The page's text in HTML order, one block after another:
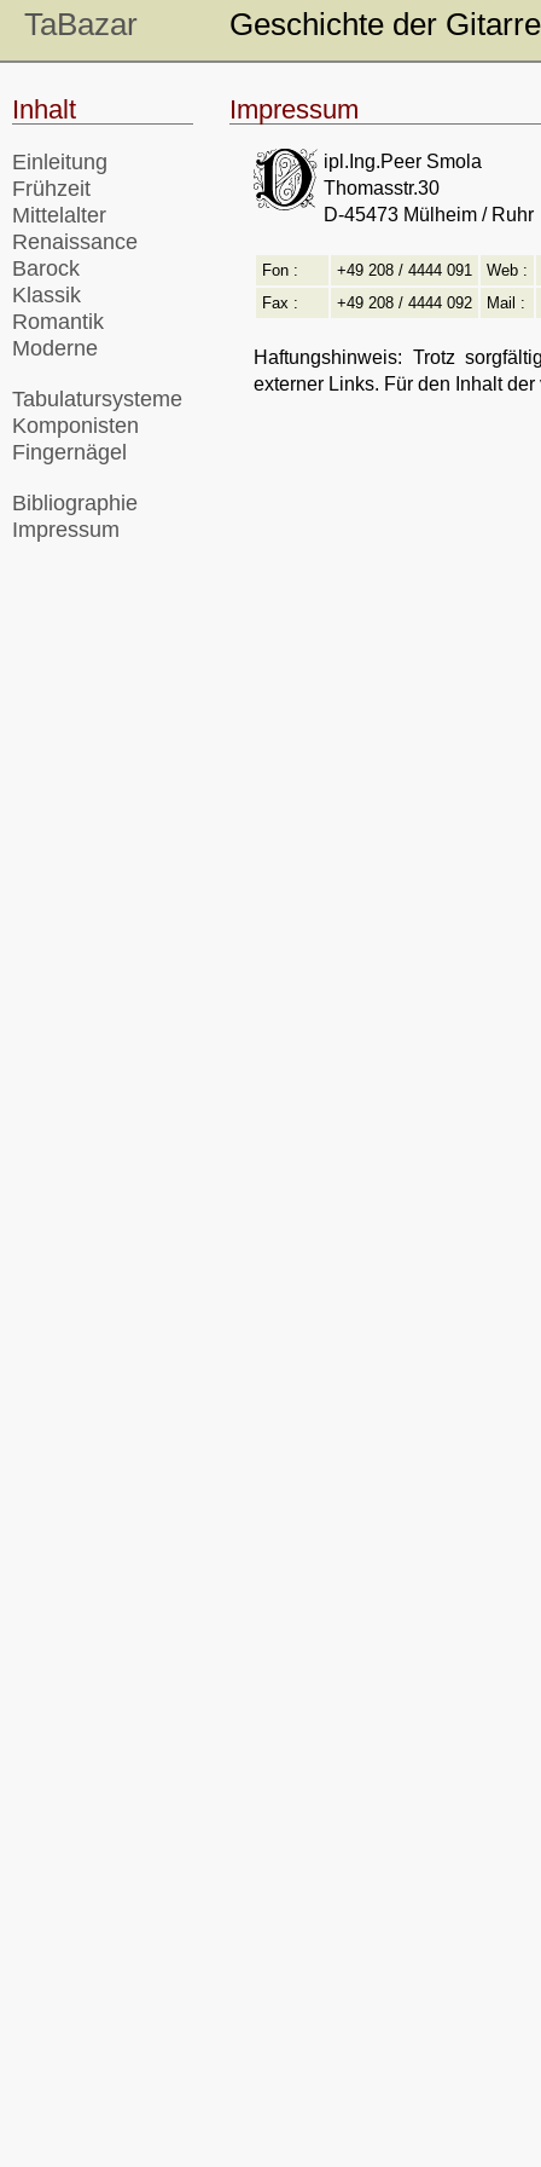
Inhalt
Einleitung
Frühzeit
Mittelalter
Renaissance
Barock
Klassik
Romantik
Moderne
Tabulatursysteme
Komponisten
Fingernägel
Bibliographie
Impressum
TaBazar Geschichte der Gitarre
Impressum
ipl.Ing.Peer Smola
Thomasstr.30
D-45473 Mülheim / Ruhr
Fon : +49 208 / 4444 091
Web :
Fax :
+49 208 / 4444 092 Mail :
Haftungshinweis: Trotz
externer Links. Für den Inhalt